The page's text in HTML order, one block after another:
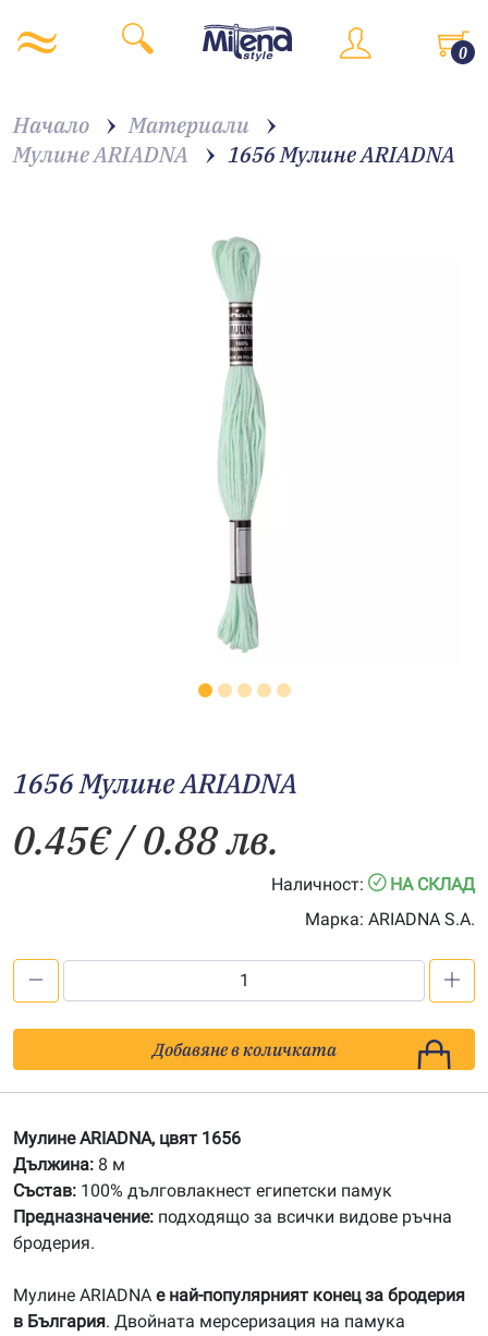
0
Начало
Материали
Мулине ARIADNA
1656 Мулине АRIADNA
1656 Мулине АRIADNA
0.45€/ 0.88 лв.
Наличност:
НА СКЛАД
Марка: ARIADNA S.A.
Мулине
АRIADNA
Добавяне в количката
Мулине ARIADNA, цвят 1656
Дължина: 8 м
Състав: 100% дълговлакнест египетски памук
Предназначение: подходящо за всички видове ръчна
бродерия.
Мулине ARIADNA е най-популярният конец за бродерия
в България. Двойната мерсеризация на памука